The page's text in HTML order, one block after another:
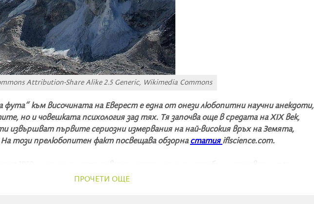
Attribution-Share Alike 2.5 Generic, Wikimedia Commons
фута“ към височината на Еверест е една от онези любопитни научни анекдоти,
но и човешката психология зад тях. Тя започва още в средата на XIX век,
извършват първите сериозни измервания на най-високия връх на Земята,
този прелюбопитен факт посвещава обзорнастатияiflscience.com.
ъгли и разстояния, измерени от множество наблюдателни точки. След
ПРОЧЕТИ ОЩЕ